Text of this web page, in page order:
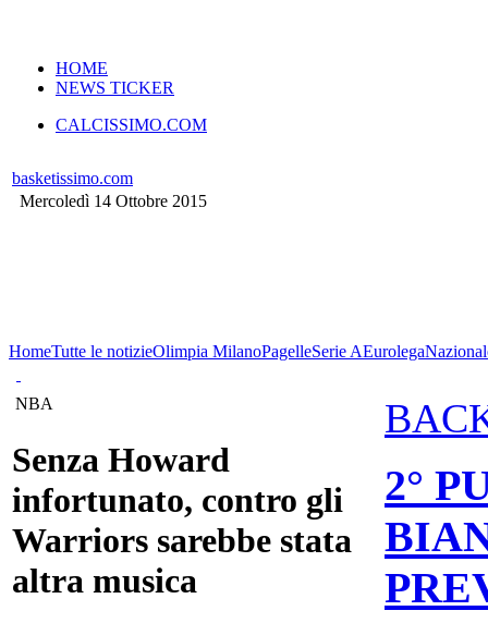
HOME
NEWS TICKER
CALCISSIMO.COM
basketissimo.com
Mercoledì 14 Ottobre 2015
HomeTutte le notizieOlimpia MilanoPagelleSerie AEurolega
NBA
Senza Howard
infortunato, contro gli
Warriors sarebbe stata
altra musica
2°